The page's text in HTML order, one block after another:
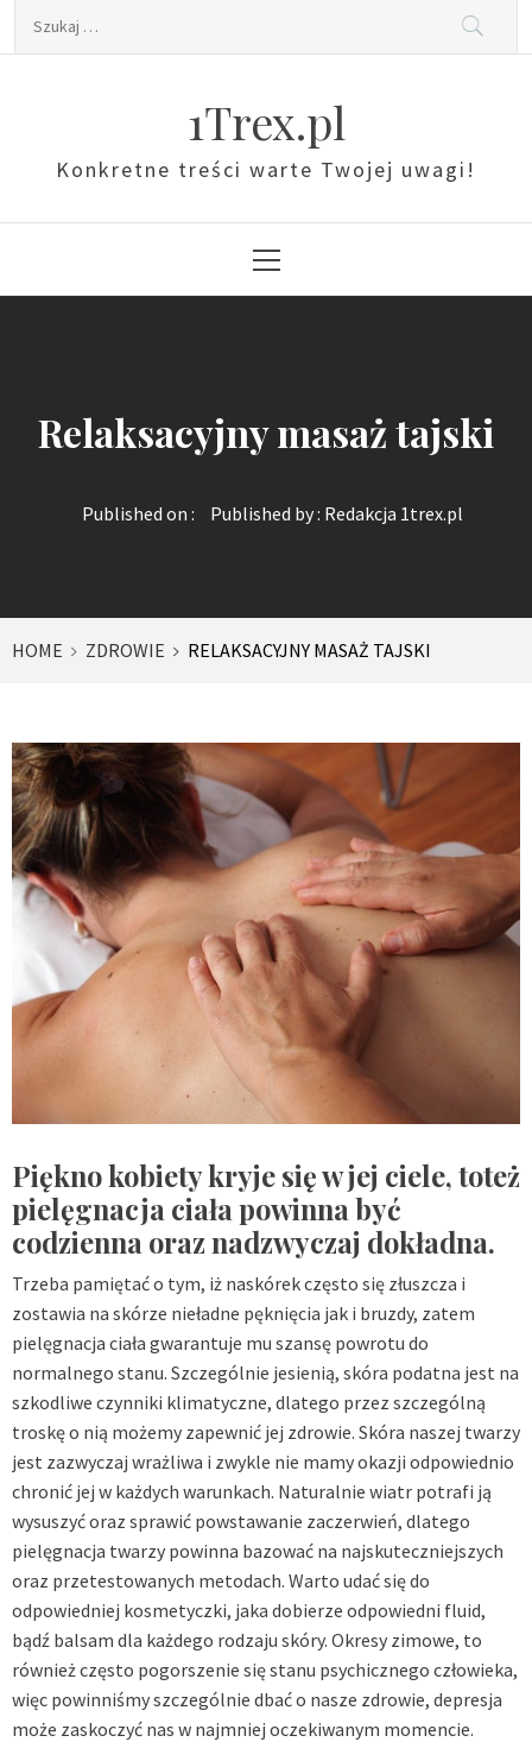
Szukaj:
1Trex.pl
Konkretne treści warte Twojej uwagi!
Menu
Relaksacyjny masaż tajski
Published on : Published by : Redakcja 1trex.pl
HOME ZDROWIE RELAKSACYJNY MASAŻ TAJSKI
Piękno kobiety kryje się w jej ciele, toteż
pielęgnacja ciała powinna być
codzienna oraz nadzwyczaj dokładna.
Trzeba pamiętać o tym, iż naskórek często się złuszcza i
zostawia na skórze nieładne pęknięcia jak i bruzdy, zatem
pielęgnacja ciała gwarantuje mu szansę powrotu do
normalnego stanu. Szczególnie jesienią, skóra podatna jest na
szkodliwe czynniki klimatyczne, dlatego przez szczególną
troskę o nią możemy zapewnić jej zdrowie. Skóra naszej twarzy
jest zazwyczaj wrażliwa i zwykle nie mamy okazji odpowiednio
chronić jej w każdych warunkach. Naturalnie wiatr potrafi ją
wysuszyć oraz sprawić powstawanie zaczerwień, dlatego
pielęgnacja twarzy powinna bazować na najskuteczniejszych
oraz przetestowanych metodach. Warto udać się do
odpowiedniej kosmetyczki, jaka dobierze odpowiedni fluid,
bądź balsam dla każdego rodzaju skóry. Okresy zimowe, to
również często pogorszenie się stanu psychicznego człowieka,
więc powinniśmy szczególnie dbać o nasze zdrowie, depresja
może zaskoczyć nas w najmniej oczekiwanym momencie.